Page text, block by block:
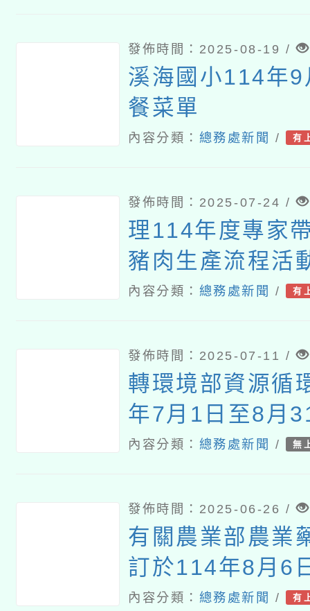
發佈時間：2025-08-19 /
溪海國小114年
餐菜單
內容分類： 總務處新聞 / 有
發佈時間：2025-07-24 /
理114年度專家
豬肉生產流程活
內容分類： 總務處新聞 / 有
發佈時間：2025-07-11 /
轉環境部資源循
年7月1日至8月
用產品減量里程
內容分類： 總務處新聞 / 無
發佈時間：2025-06-26 /
有關農業部農業
訂於114年8月6
訊方式舉辦「蔬
內容分類： 總務處新聞 / 有